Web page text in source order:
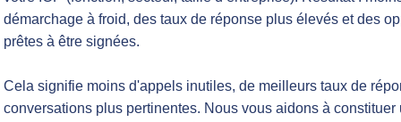
démarchage à froid, des taux de réponse plus élevés et des
prêtes à être signées.
Cela signifie moins d'appels inutiles, de meilleurs taux de
conversations plus pertinentes. Nous vous aidons à constituer